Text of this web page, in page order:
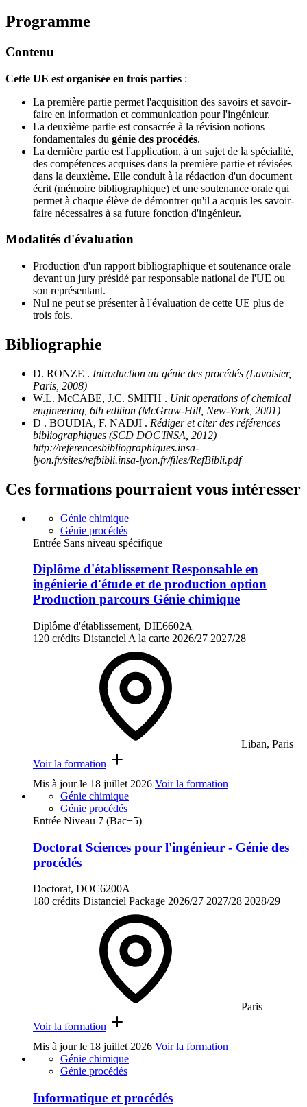
Programme
Contenu
Cette UE est organisée en trois parties :
La première partie permet l'acquisition des savoirs et savoir-
faire en information et communication pour l'ingénieur.
La deuxième partie est consacrée à la révision notions
fondamentales du génie des procédés.
La dernière partie est l'application, à un sujet de la spécialité,
des compétences acquises dans la première partie et révisées
dans la deuxième. Elle conduit à la rédaction d'un document
écrit (mémoire bibliographique) et une soutenance orale qui
permet à chaque élève de démontrer qu'il a acquis les savoir-
faire nécessaires à sa future fonction d'ingénieur.
Modalités d'évaluation
Production d'un rapport bibliographique et soutenance orale
devant un jury présidé par responsable national de l'UE ou
son représentant.
Nul ne peut se présenter à l'évaluation de cette UE plus de
trois fois.
Bibliographie
D. RONZE . Introduction au génie des procédés (Lavoisier,
Paris, 2008)
W.L. McCABE, J.C. SMITH . Unit operations of chemical
engineering, 6th edition (McGraw-Hill, New-York, 2001)
D . BOUDIA, F. NADJI . Rédiger et citer des références
bibliographiques (SCD DOC'INSA, 2012)
http://referencesbibliographiques.insa-
lyon.fr/sites/refbibli.insa-lyon.fr/files/RefBibli.pdf
Ces formations pourraient vous intéresser
Génie chimique
Génie procédés
Entrée Sans niveau spécifique
Diplôme d'établissement Responsable en
ingénierie d'étude et de production option
Production parcours Génie chimique
Diplôme d'établissement, DIE6602A
120 crédits Distanciel A la carte 2026/27 2027/28
Liban, Paris
Voir la formation
Mis à jour le 18 juillet 2026 Voir la formation
Génie chimique
Génie procédés
Entrée Niveau 7 (Bac+5)
Doctorat Sciences pour l'ingénieur - Génie des
procédés
Doctorat, DOC6200A
180 crédits Distanciel Package 2026/27 2027/28 2028/29
Paris
Voir la formation
Mis à jour le 18 juillet 2026 Voir la formation
Génie chimique
Génie procédés
Informatique et procédés